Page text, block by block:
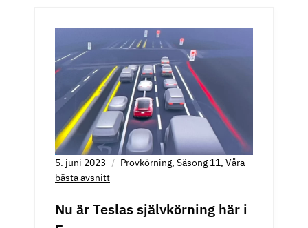
5. juni 2023 Provkörning, Säsong 11, Våra
bästa avsnitt
Nu är Teslas självkörning här i